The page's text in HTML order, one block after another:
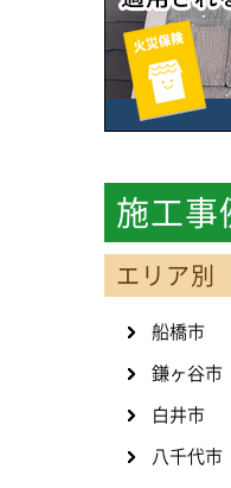
施工事
エリア別
船橋市
鎌ヶ谷市
白井市
八千代市